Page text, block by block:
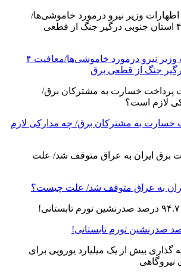
آخرین اظهارات وزیر نیرو درمورد خاموشی‌ها/معافیت ۴
جنگ از قطعی برق
خسارت به مشترکان برق/ چه مدارکی لازم
به عراق متوقف شد/ علت چیست؟